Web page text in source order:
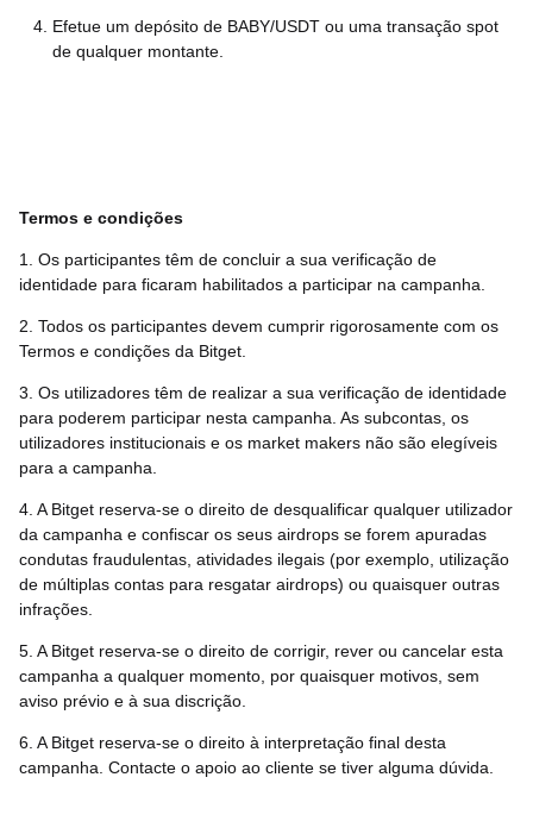
Efetue um depósito de BABY/USDT ou uma transação spot
de qualquer montante.
Termos e condições
1. Os participantes têm de concluir a sua verificação de
identidade para ficaram habilitados a participar na campanha.
2. Todos os participantes devem cumprir rigorosamente com os
Termos e condições da Bitget.
3. Os utilizadores têm de realizar a sua verificação de identidade
para poderem participar nesta campanha. As subcontas, os
utilizadores institucionais e os market makers não são elegíveis
para a campanha.
4. A Bitget reserva-se o direito de desqualificar qualquer utilizador
da campanha e confiscar os seus airdrops se forem apuradas
condutas fraudulentas, atividades ilegais (por exemplo, utilização
de múltiplas contas para resgatar airdrops) ou quaisquer outras
infrações.
5. A Bitget reserva-se o direito de corrigir, rever ou cancelar esta
campanha a qualquer momento, por quaisquer motivos, sem
aviso prévio e à sua discrição.
6. A Bitget reserva-se o direito à interpretação final desta
campanha. Contacte o apoio ao cliente se tiver alguma dúvida.